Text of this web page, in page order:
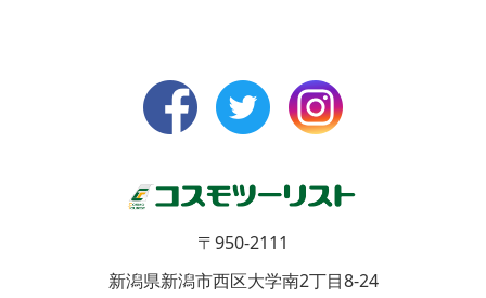
〒950-2111
新潟県新潟市西区大学南2丁目8-24